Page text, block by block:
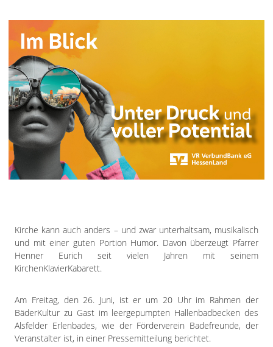
Lautertal
Mücke
Schwalmtal
Ulrichstein
Wartenberg
Schwalm
Fulda
Gießen
Kirche kann auch anders – und zwar unterhaltsam, musikalisch
und mit einer guten Portion Humor. Davon überzeugt Pfarrer
Henner Eurich seit vielen Jahren mit seinem
KirchenKlavierKabarett.
Am Freitag, den 26. Juni, ist er um 20 Uhr im Rahmen der
BäderKultur zu Gast im leergepumpten Hallenbadbecken des
Alsfelder Erlenbades, wie der Förderverein Badefreunde, der
Veranstalter ist, in einer Pressemitteilung berichtet.